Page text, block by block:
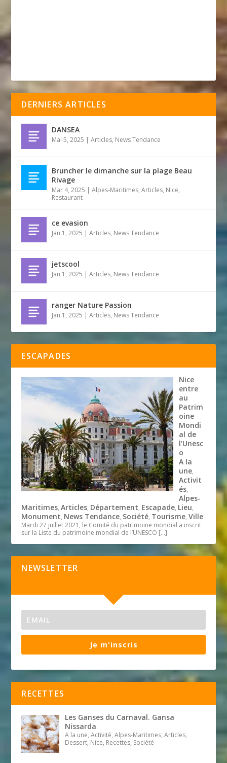
DERNIERS ARTICLES
DANSEA
Mai 5, 2025 |Articles, News Tendance
Bruncher le dimanche sur la plage Beau
Rivage
Mar 4, 2025 |Alpes-Maritimes,Articles, Nice,
Restaurant
ce evasion
Jan 1, 2025 |Articles, News Tendance
jetscool
Jan 1, 2025 |Articles, News Tendance
ranger Nature Passion
Jan 1, 2025 |Articles, News Tendance
ESCAPADES
Nice
entre
au
Patrim
oine
Mondi
al de
l’Unesc
o
A la
une,
Activit
és,
Alpes-
Maritimes,Articles, Département, Escapade, Lieu,
Monument, News Tendance, Société, Tourisme,Ville
Mardi 27 juillet 2021, le Comité du patrimoine mondial a inscrit
sur la Liste du patrimoine mondial de l’UNESCO […]
NEWSLETTER
Je m'inscris
RECETTES
Les Ganses du Carnaval. Gansa
Nissarda
A la une, Activité, Alpes-Maritimes, Articles,
Dessert, Nice, Recettes, Société